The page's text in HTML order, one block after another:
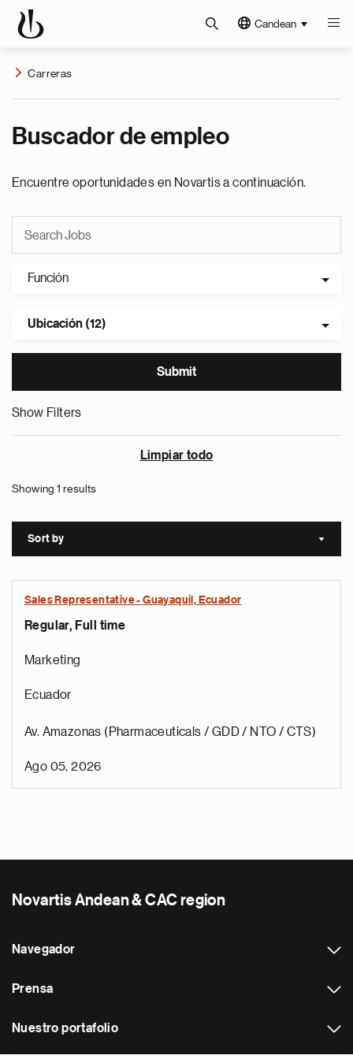
Candean
Carreras
Buscador de empleo
Encuentre oportunidades en Novartis a continuación.
Función
Ubicación (12)
Show Filters
Limpiar todo
Showing 1 results
Sort by Sort
Sales Representative - Guayaquil, Ecuador
Regular, Full time
Marketing
Ecuador
Av. Amazonas (Pharmaceuticals / GDD / NTO / CTS)
Ago 05, 2026
Novartis Andean & CAC region
Navegador
Prensa
Nuestro portafolio